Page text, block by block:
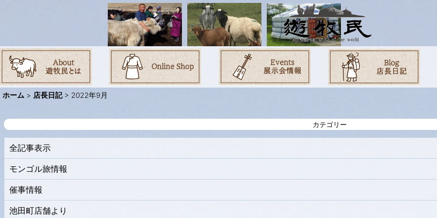
ホーム > 店長日記 > 2022年9月
カテゴリー
全記事表示
モンゴル旅情報
催事情報
池田町店舗より